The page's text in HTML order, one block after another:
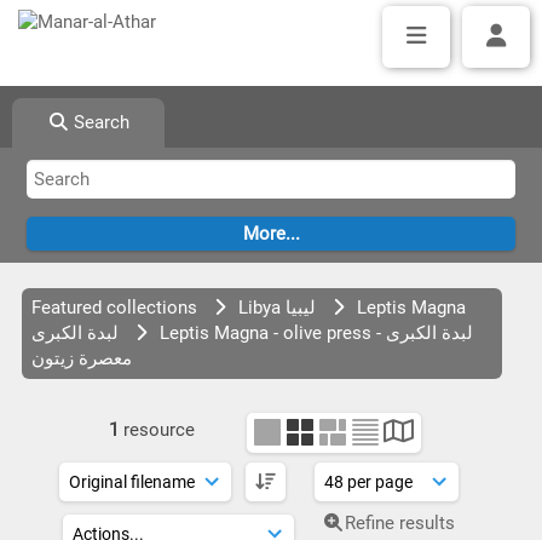
Search
Featured collections Libya ليبيا
Leptis Magna
لبدة الكبرى
Leptis Magna - olive press لبدة الكبرى -
معصرة زيتون
1 resource
Refine results